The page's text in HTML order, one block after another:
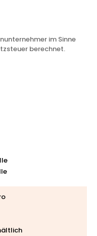
im Sinne
berechnet.